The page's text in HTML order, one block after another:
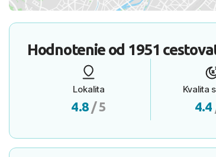
Hodnotenie od 1951
Lokalita
4.8 / 5
Kvalita
4.4